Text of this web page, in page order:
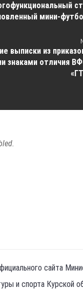
мини-
выписки из
знаками отличия
сайта
и спорта Курской